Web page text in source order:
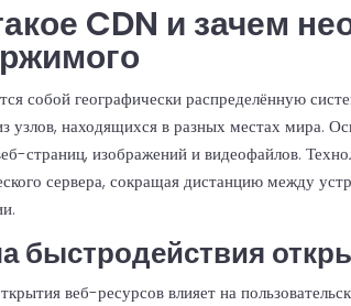
CDN и зачем
собой географически распределённую
узлов, находящихся в разных местах мира.
страниц, изображений и видеофайлов.
сервера, сокращая дистанцию между
быстродействия
веб-ресурсов влияет на